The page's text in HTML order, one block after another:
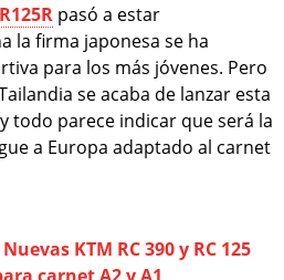
pasó a estar
la firma japonesa se ha
para los más jóvenes. Pero
se acaba de lanzar esta
y todo parece indicar que será la
a Europa adaptado al carnet
Nuevas KTM RC 390 y RC 125